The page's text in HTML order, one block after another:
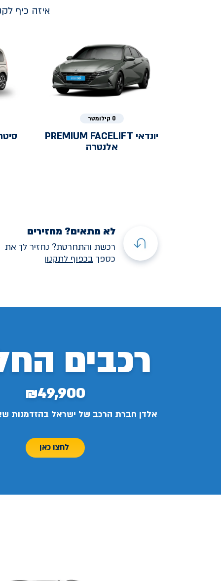
איזה כיף
0 קילומטר
יונדאי PREMIUM FACELIFT
אלנטרה
לא מתאים? מחזירים
רכשת והתחרטת? נחזיר לך את
כספך בכפוף לתקנון
רכבים
₪49,900
אלדן חברת הרכב של ישראל בהזדמנות
לחצו כאן